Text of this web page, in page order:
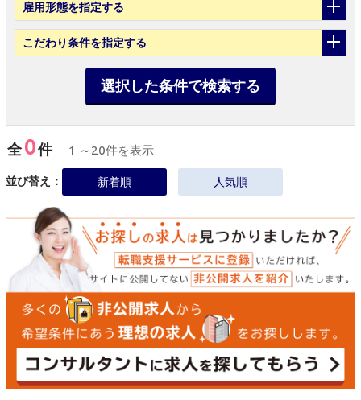
雇用形態を指定する
こだわり条件を指定する
選択した条件で検索する
全0件 1 ～20件を表示
並び替え： 新着順 人気順